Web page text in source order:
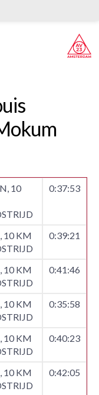
10
0:37:53
10 KM
0:39:21
10 KM
0:41:46
10 KM
0:35:58
10 KM
0:40:23
10 KM
0:42:05